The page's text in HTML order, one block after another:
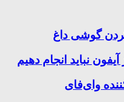
گوشی داغ
نباید انجام دهیم
وای‌فای